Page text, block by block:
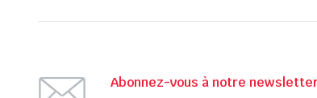
Abonnez-vous à notre